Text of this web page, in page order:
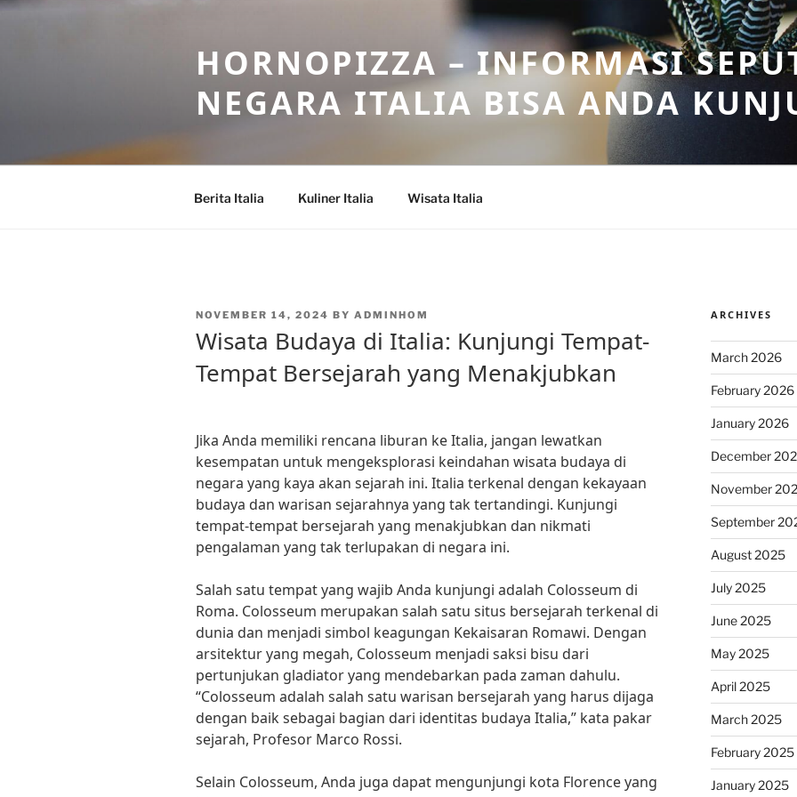
Skip
HORNOPIZZA – INFORMASI
NEGARA ITALIA BISA ANDA
Berita Italia Kuliner Italia Wisata Italia
POSTED
NOVEMBER 14, 2024 BY ADMINHOM
Wisata Budaya di Italia: Kunjungi Tempat-
Tempat Bersejarah yang Menakjubkan
Jika Anda memiliki rencana liburan ke Italia, jangan lewatkan
kesempatan untuk mengeksplorasi keindahan wisata budaya di
negara yang kaya akan sejarah ini. Italia terkenal dengan kekayaan
budaya dan warisan sejarahnya yang tak tertandingi. Kunjungi
tempat-tempat bersejarah yang menakjubkan dan nikmati
pengalaman yang tak terlupakan di negara ini.
Salah satu tempat yang wajib Anda kunjungi adalah Colosseum di
Roma. Colosseum merupakan salah satu situs bersejarah terkenal di
dunia dan menjadi simbol keagungan Kekaisaran Romawi. Dengan
arsitektur yang megah, Colosseum menjadi saksi bisu dari
pertunjukan gladiator yang mendebarkan pada zaman dahulu.
“Colosseum adalah salah satu warisan bersejarah yang harus dijaga
dengan baik sebagai bagian dari identitas budaya Italia,” kata pakar
sejarah, Profesor Marco Rossi.
Selain Colosseum, Anda juga dapat mengunjungi kota Florence yang
ARCHIVES
March 2026
February 2026
January 2026
December
November
September
August 2025
July 2025
June 2025
May 2025
April 2025
March 2025
February 2025
January 2025